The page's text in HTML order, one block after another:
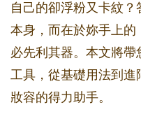
自己的卻浮粉又卡紋
本身，而在於妳手上的
必先利其器。本文將
工具，從基礎用法到
妝容的得力助手。